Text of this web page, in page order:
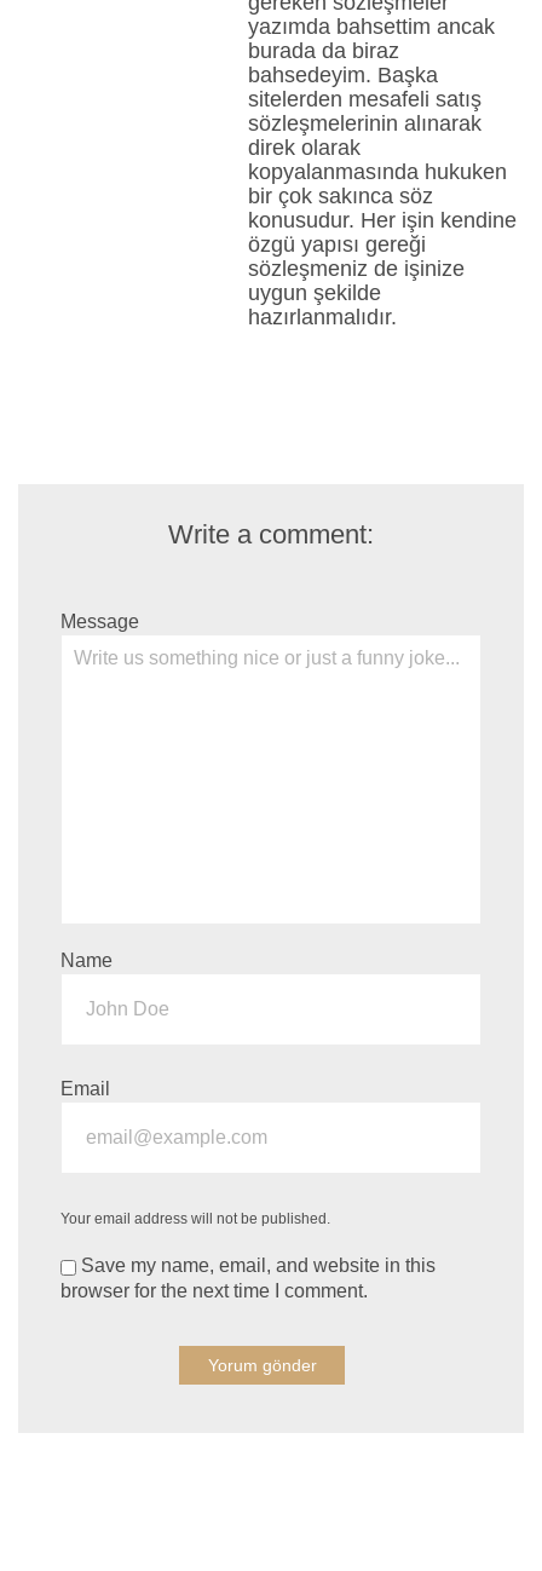
yazımda bahsettim ancak
burada da biraz
bahsedeyim. Başka
sitelerden mesafeli satış
sözleşmelerinin alınarak
direk olarak
kopyalanmasında hukuken
bir çok sakınca söz
konusudur. Her işin kendine
özgü yapısı gereği
sözleşmeniz de işinize
uygun şekilde
hazırlanmalıdır.
Write a comment:
Message
Name
Email
Your email address will not be published.
Save my name, email, and website in this
browser for the next time I comment.